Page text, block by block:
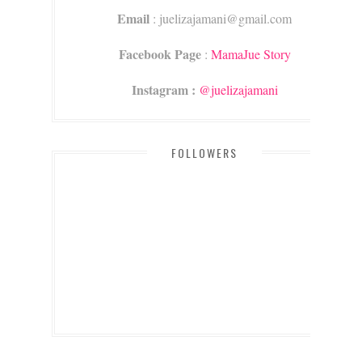
Email : juelizajamani@gmail.com
Facebook Page: MamaJue Story
Instagram : @juelizajamani
FOLLOWERS